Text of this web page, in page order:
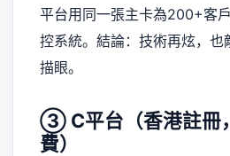
平台用同一張主卡為200+客
控系統。結論：技術再炫，
描眼。
③ C平台（香港註冊
費）